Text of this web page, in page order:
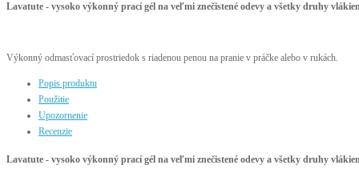
Lavatute - vysoko výkonný prací gél na veľmi znečistené odevy a všetky druhy
Výkonný odmasťovací prostriedok s riadenou penou na pranie v práčke alebo v rukách.
Popis produktu
Použitie
Upozornenie
Recenzie
Lavatute - vysoko výkonný prací gél na veľmi znečistené odevy a všetky druhy